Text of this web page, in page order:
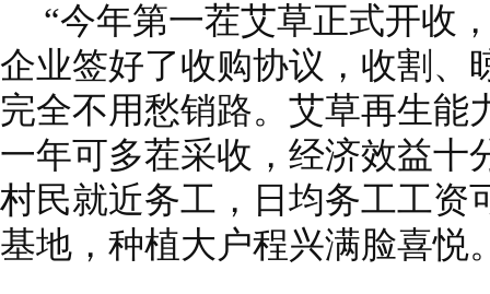
“今年第一茬艾草正式开收
企业签好了收购协议，收割、
完全不用愁销路。艾草再生能
一年可多茬采收，经济效益十
村民就近务工，日均务工工资
基地，种植大户程兴满脸喜悦